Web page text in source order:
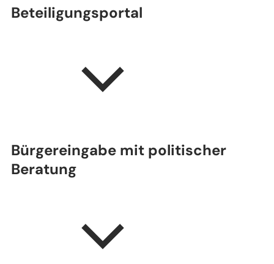
Beteiligungsportal
Bürgereingabe mit politischer
Beratung